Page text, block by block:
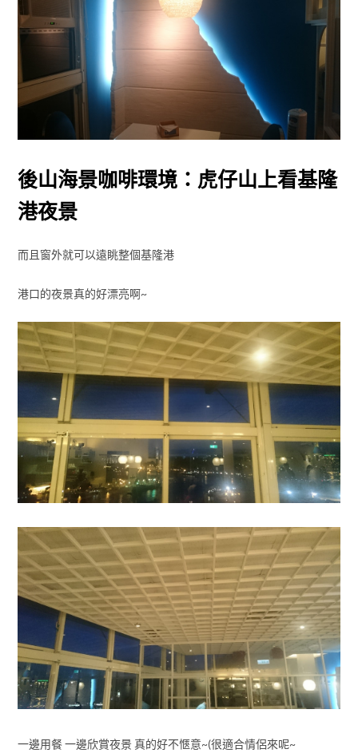
後山海景咖啡環境：虎仔山上看基隆
港夜景
而且窗外就可以遠眺整個基隆港
港口的夜景真的好漂亮啊~
一邊用餐 一邊欣賞夜景 真的好不愜意~(很適合情侶來呢~